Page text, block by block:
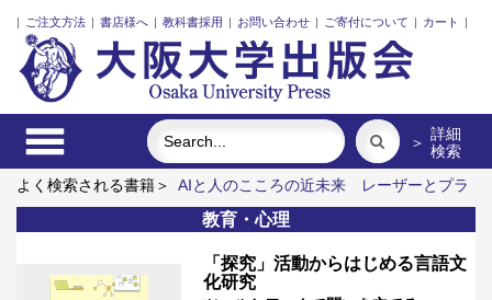
| ご注文方法 | 書店様へ | 教科書採用 | お問い合わせ | ご寄付について | カート |
＞ 詳細
検索
よく検索される書籍＞
AIと人のこころの近未来
レーザーとプラ
ズマと粒子ビーム
ポンプの流体力学 リスク意思決定論
関係
人口の社会学
食べる 教育・心理
「探究」活動からはじめる言語文
化研究